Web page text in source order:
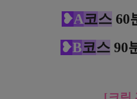
❥A코스 60
❥B코스90